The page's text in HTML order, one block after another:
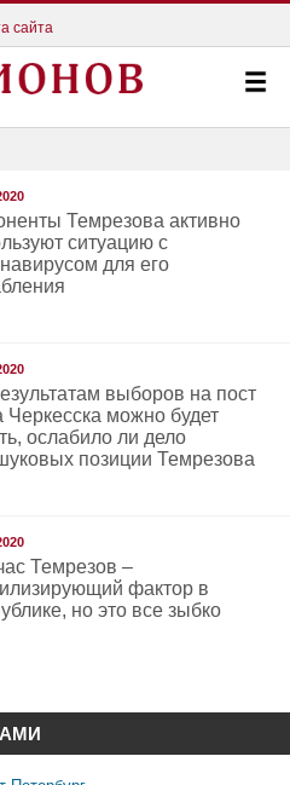
сайта
Темрезова активно
ситуацию с
для его
выборов на пост
Черкесска можно будет
ослабило ли дело
позиции Темрезова
Темрезов –
фактор в
но это все зыбко